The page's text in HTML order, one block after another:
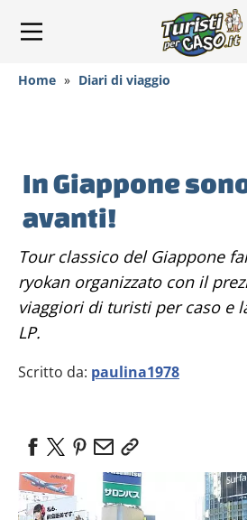
Home » Diari di viaggio
In Giappone
avanti!
Tour classico del Giappone fai da te, tra hotel e
ryokan organizzato con il
viaggiori di turisti per caso e
LP.
Scritto da: paulina1978